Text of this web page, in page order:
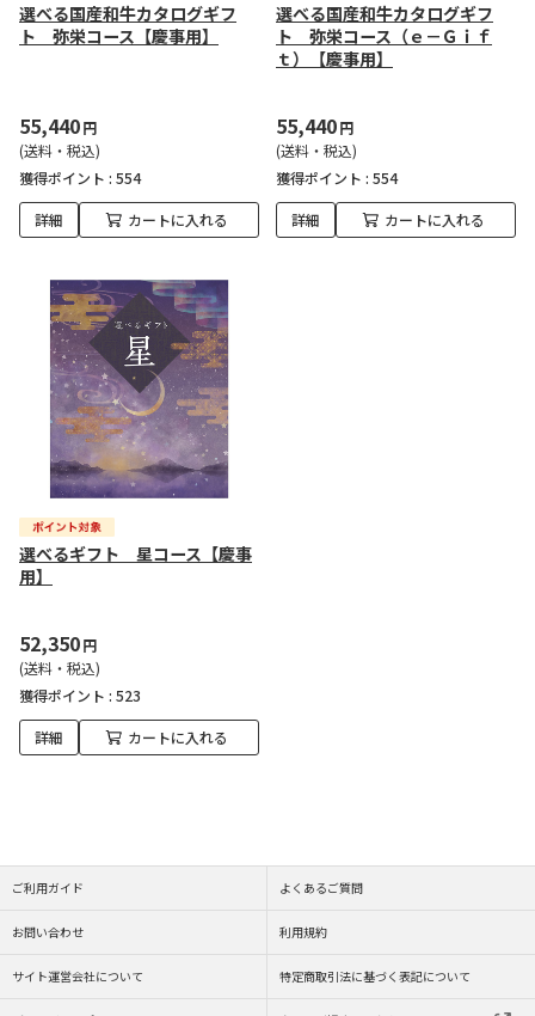
選べる国産和牛カタログギフ
ト 弥栄コース【慶事用】
55,440円
(送料・税込)
獲得ポイント : 554
詳細 カートに入れる
選べる国産和牛カタログギフ
ト 弥栄コース（ｅ－Ｇｉｆ
ｔ）【慶事用】
55,440円
(送料・税込)
獲得ポイント : 554
詳細 カートに入れる
選べるギフト 星コース【慶事
用】
52,350円
(送料・税込)
獲得ポイント : 523
詳細 カートに入れる
ご利用ガイド よくあるご質問
お問い合わせ 利用規約
サイト運営会社について 特定商取引法に基づく表記について